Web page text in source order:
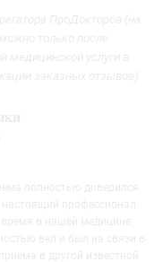
ПроДокторов (на
только после
медицинской услуги в
заказных отзывов)
полностью доверился
настоящий профессионал
время в нашей медицине,
вел и был на связи в
в другой известной